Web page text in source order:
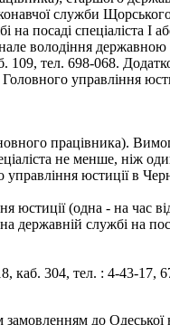
служби
посаді спеціаліста І
володіння
109, тел. 698-068.
управління
основного працівника).
не менше, ніж
юстиції в
юстиції (одна - на час
державній службі на
каб. 304, тел. : 4-43-17,
замовленням до